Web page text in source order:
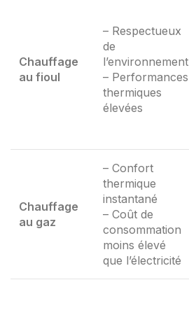
Chauffage
au fioul
– Respectueux
de
l’environnement
– Performances
thermiques
élevées
Chauffage
au gaz
– Confort
thermique
instantané
– Coût de
consommation
moins élevé
que l’électricité